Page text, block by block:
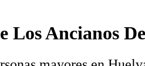
Los Ancianos